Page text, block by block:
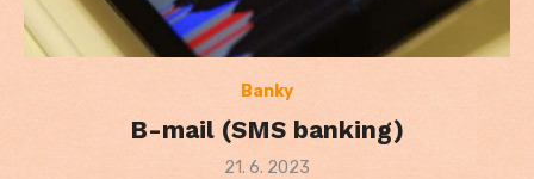
Banky
B-mail (SMS banking)
Posted
21. 6. 2023